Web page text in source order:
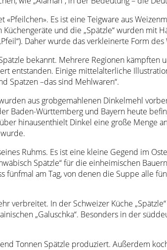
«Pfeilchen». Es ist eine Teigware aus
Küchengeräte und die „Spätzle“ wurden
Daher wurde das verkleinerte Form des
bekannt. Mehrere Regionen kämpften
entstanden. Einige mittelalterliche
Spatzen –das sind Mehlwaren“.
aus grobgemahlenen Dinkelmehl
Baden-Württemberg und Bayern heute
hinausenthielt Dinkel eine große Menge
Ruhms. Es ist eine kleine Gegend im
Spätzle“ für die einheimischen
fünfmal am Tag, von denen die Suppe alle
verbreitet. In der Schweizer Küche
„Galuschka“. Besonders in der
Tonnen Spätzle produziert. Außerdem